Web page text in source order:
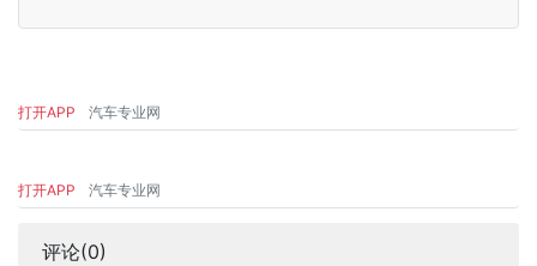
打开APP 汽车专业网
打开APP 汽车专业网
评论(0)